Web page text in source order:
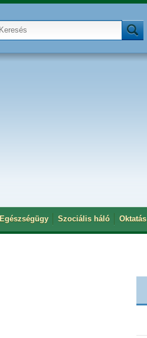
Egészségügy Szociális háló Oktatás